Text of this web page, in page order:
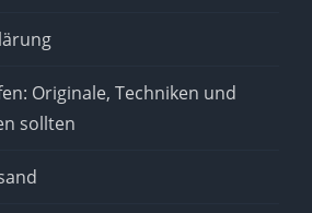
Originale, Techniken und
sollten